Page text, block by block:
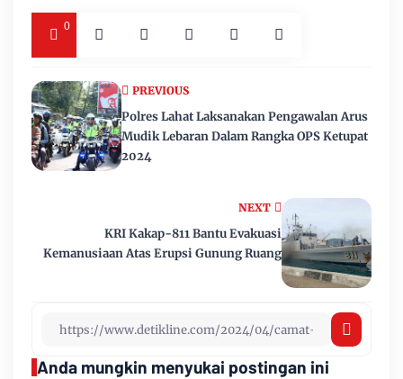
0
NEXT
KRI Kakap-811 Bantu Evakuasi
Kemanusiaan Atas Erupsi Gunung Ruang
PREVIOUS
Polres Lahat Laksanakan Pengawalan Arus
Mudik Lebaran Dalam Rangka OPS Ketupat
2024
Anda mungkin menyukai postingan ini